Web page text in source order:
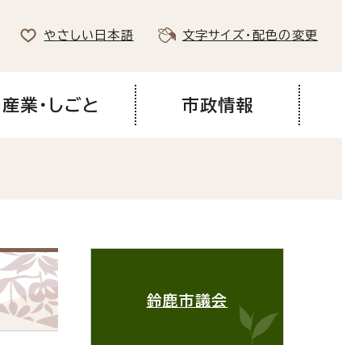
やさしい日本語 文字サイズ・配色の変更
産業・しごと 市政情報
鈴鹿市議会